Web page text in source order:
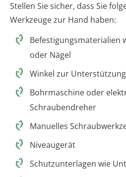
Stellen Sie sicher, dass Sie
Werkzeuge zur Hand haben:
Befestigungsmaterialien
oder Nägel
Winkel zur Unterstützung
Bohrmaschine oder
Schraubendreher
Manuelles
Niveaugerät
Schutzunterlagen wie